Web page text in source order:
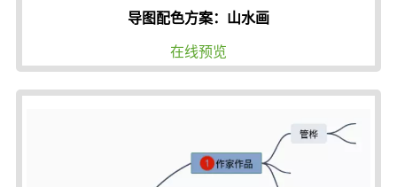
导图配色方案：山水画
在线预览